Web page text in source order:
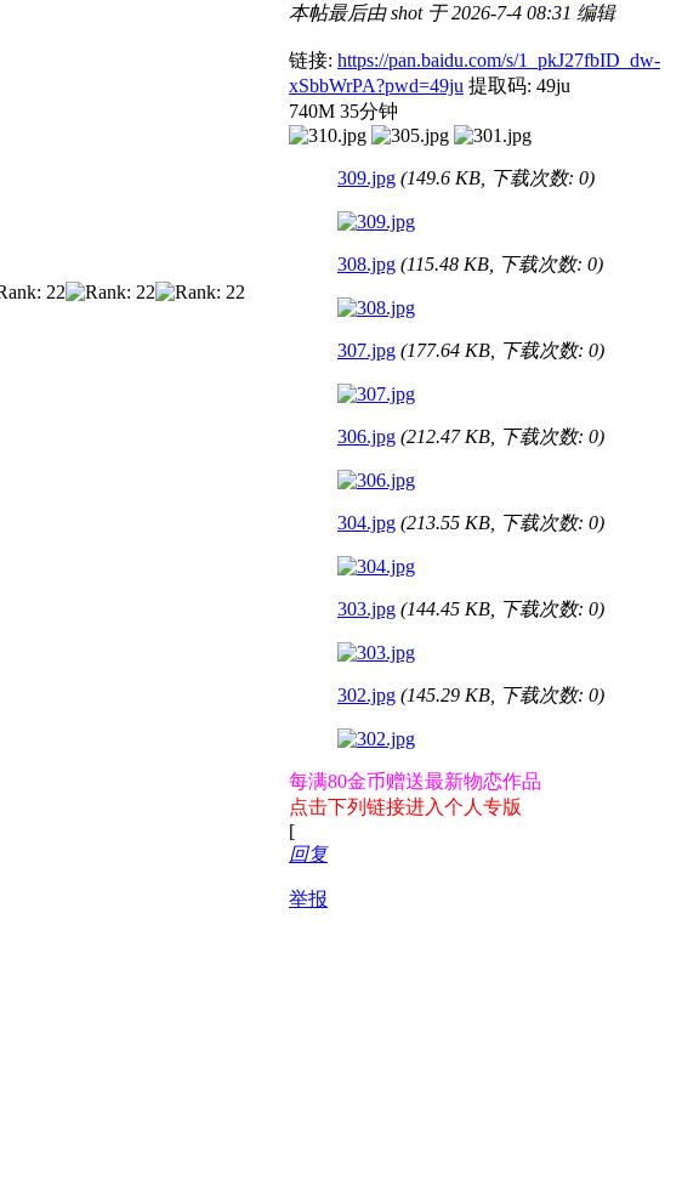
本帖最后由 shot 于 2026-7-4 08:31 编辑
链接: https://pan.baidu.com/s/1_pkJ27fbID_dw-
xSbbWrPA?pwd=49ju 提取码: 49ju
740M 35分钟
309.jpg (149.6 KB, 下载次数: 0)
308.jpg (115.48 KB, 下载次数: 0)
307.jpg (177.64 KB, 下载次数: 0)
306.jpg (212.47 KB, 下载次数: 0)
304.jpg (213.55 KB, 下载次数: 0)
303.jpg (144.45 KB, 下载次数: 0)
302.jpg (145.29 KB, 下载次数: 0)
每满80金币赠送最新物恋作品
点击下列链接进入个人专版
[
回复
举报